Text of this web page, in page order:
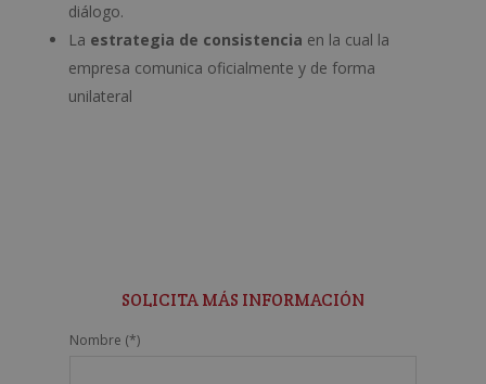
diálogo.
La estrategia de consistencia en la cual la
empresa comunica oficialmente y de forma
unilateral
SOLICITA MÁS INFORMACIÓN
Nombre (*)